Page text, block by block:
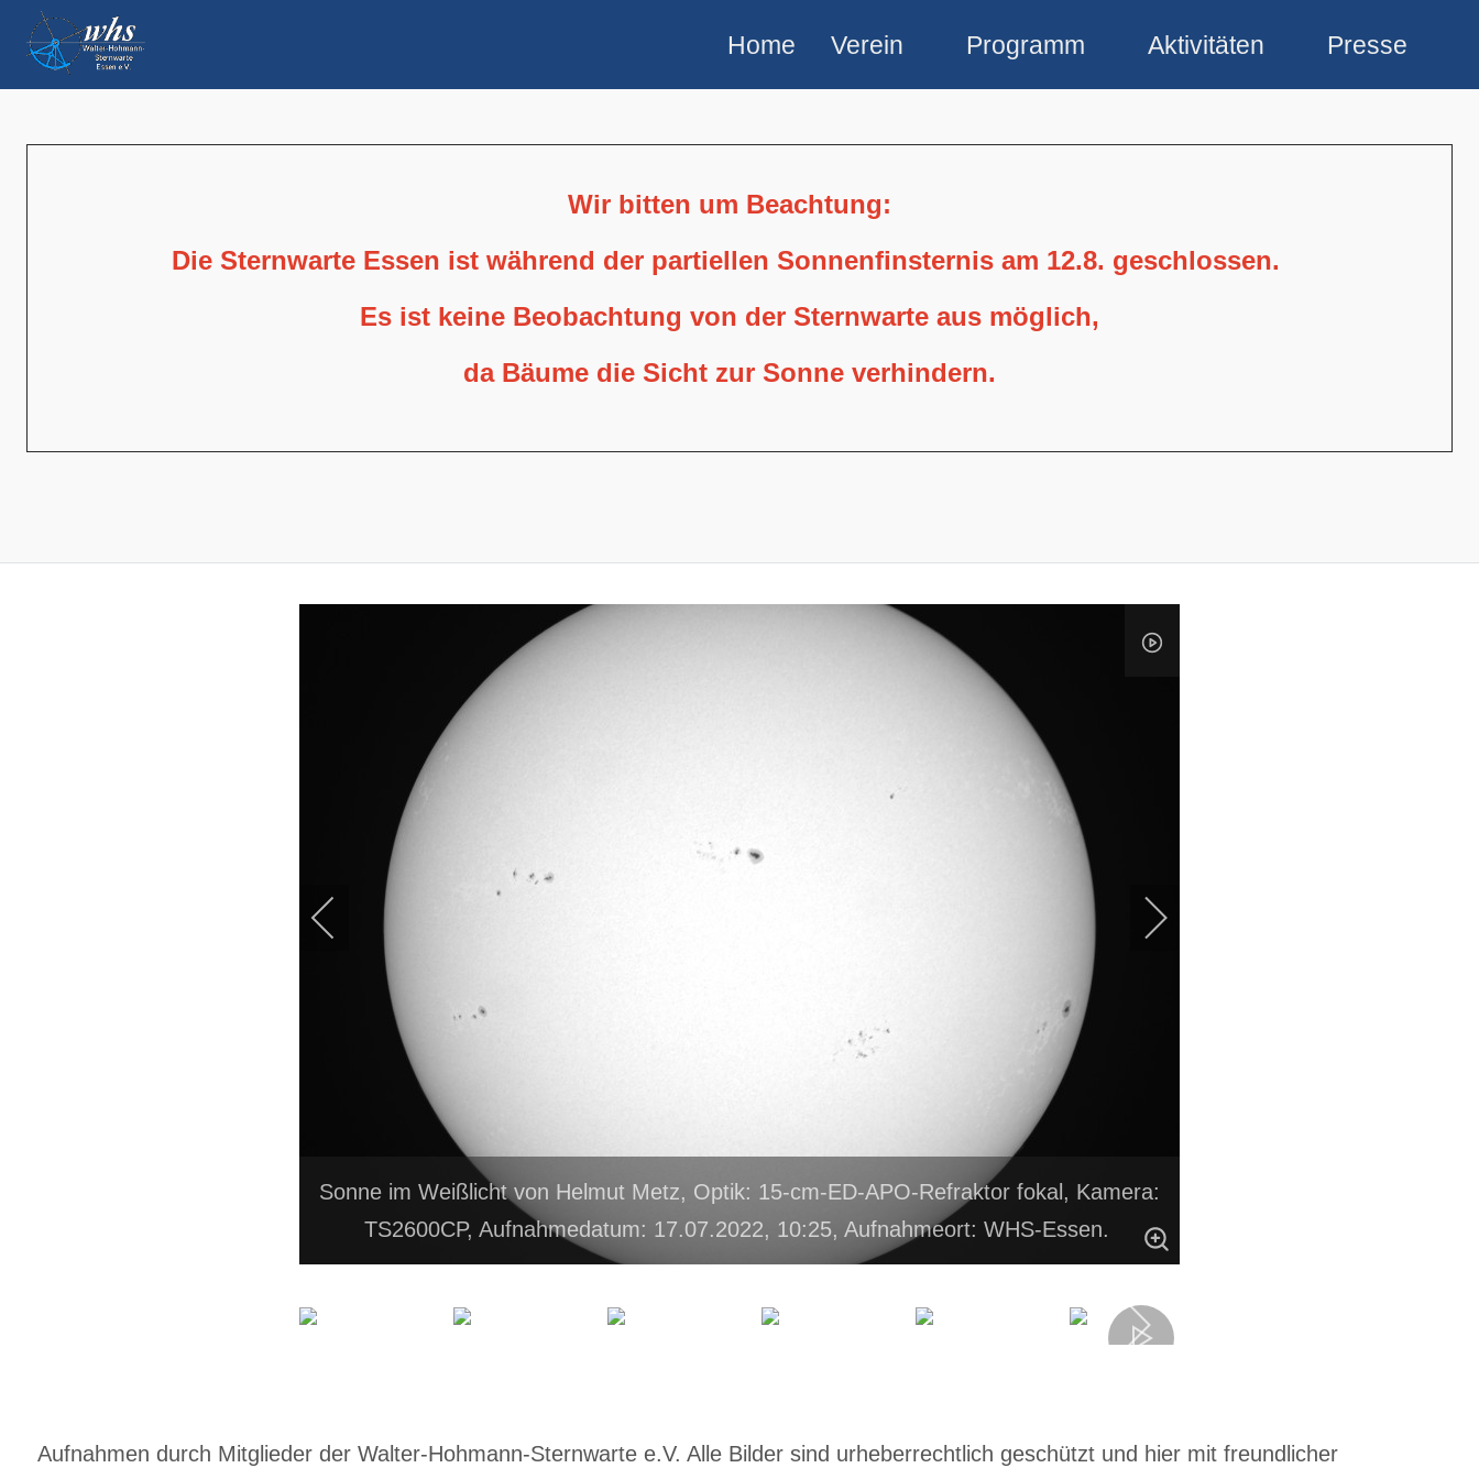
Home Verein Programm Aktivitäten Presse
Wir bitten um Beachtung:
Die Sternwarte Essen ist während der partiellen Sonnenfinsternis am 12.8. geschlossen.
Es ist keine Beobachtung von der Sternwarte aus möglich,
da Bäume die Sicht zur Sonne verhindern.
Sonne im Weißlicht von Helmut Metz, Optik: 15-cm-ED-APO-Refraktor fokal, Kamera:
TS2600CP, Aufnahmedatum: 17.07.2022, 10:25, Aufnahmeort: WHS-Essen.
Aufnahmen durch Mitglieder der Walter-Hohmann-Sternwarte e.V. Alle Bilder sind urheberrechtlich geschützt und hier mit freundlicher